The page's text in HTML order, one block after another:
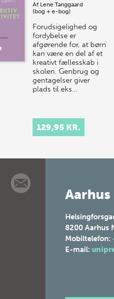
Af Lene Tanggaard
(bog + e-bog)
Forudsigelighed og
fordybelse er
afgørende for, at børn
kan være en del af et
kreativt fællesskab i
skolen. Genbrug og
gentagelser giver
plads til eks…
129,95 KR.
8200 Aarhus
Mobiltelefon:
E-mail: